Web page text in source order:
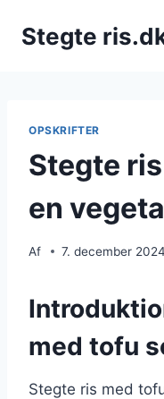
Stegte
OPSKRIFTER
Stegte
en
Af 7. december 2024
med tofu
Stegte ris med